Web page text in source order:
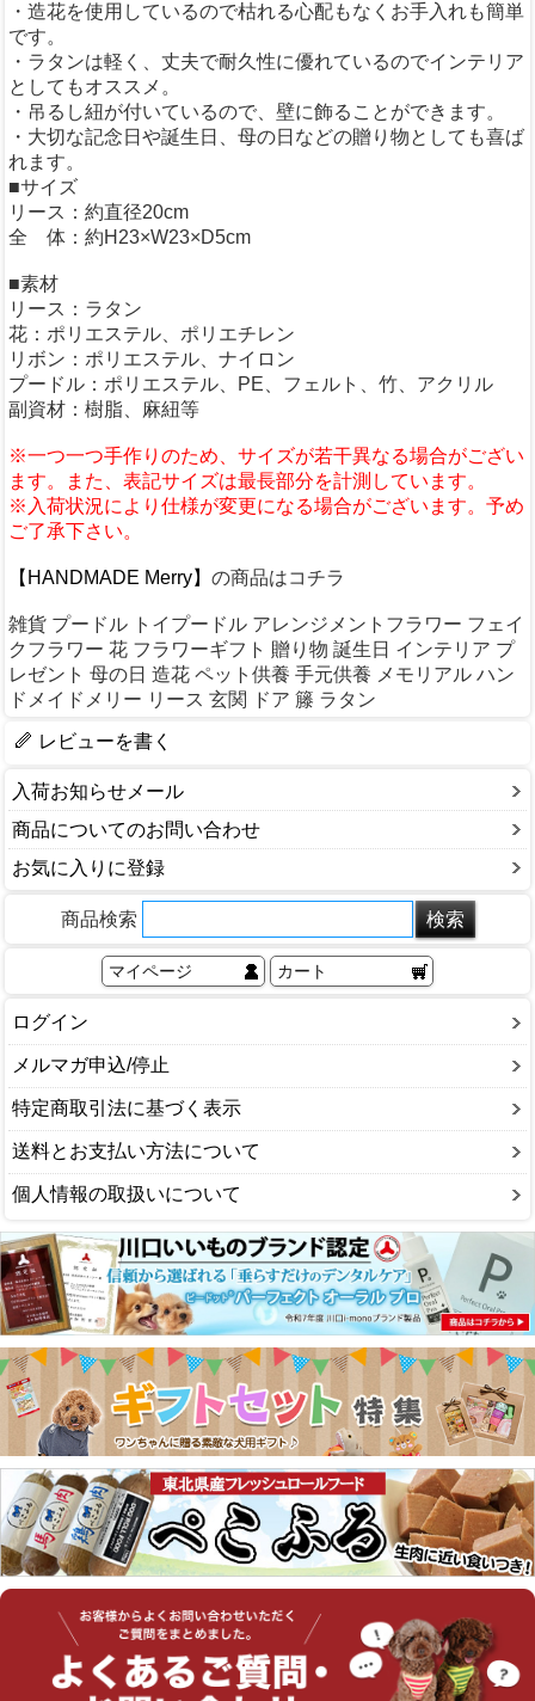
・造花を使用しているので枯れる心配もなくお手入れも簡単
です。
・ラタンは軽く、丈夫で耐久性に優れているのでインテリア
としてもオススメ。
・吊るし紐が付いているので、壁に飾ることができます。
・大切な記念日や誕生日、母の日などの贈り物としても喜ば
れます。
■サイズ
リース：約直径20cm
全 体：約H23×W23×D5cm
■素材
リース：ラタン
花：ポリエステル、ポリエチレン
リボン：ポリエステル、ナイロン
プードル：ポリエステル、PE、フェルト、竹、アクリル
副資材：樹脂、麻紐等
※一つ一つ手作りのため、サイズが若干異なる場合がござい
ます。また、表記サイズは最長部分を計測しています。
※入荷状況により仕様が変更になる場合がございます。予め
ご了承下さい。
【HANDMADE Merry】 の商品はコチラ
雑貨 プードル トイプードル アレンジメントフラワー フェイ
クフラワー 花 フラワーギフト 贈り物 誕生日 インテリア プ
レゼント 母の日 造花 ペット供養 手元供養 メモリアル ハン
ドメイドメリー リース 玄関 ドア 籐 ラタン
レビューを書く
入荷お知らせメール
商品についてのお問い合わせ
お気に入りに登録
商品検索
マイページ カート
ログイン
メルマガ申込/停止
特定商取引法に基づく表示
送料とお支払い方法について
個人情報の取扱いについて